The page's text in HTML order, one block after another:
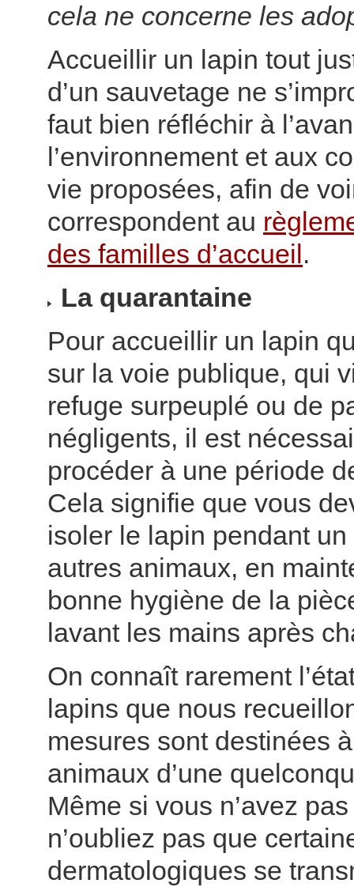
cela ne concerne les
Accueillir un lapin tout
d’un sauvetage ne
faut bien réfléchir à
l’environnement et aux
vie proposées, afin de
correspondent au
des familles d’accueil.
La quarantaine
Pour accueillir un lapin
sur la voie publique, qui
refuge surpeuplé ou de
négligents, il est
procéder à une période
Cela signifie que vous
isoler le lapin pendant
autres animaux, en
bonne hygiène de la
lavant les mains après
On connaît rarement
lapins que nous
mesures sont destinées
animaux d’une
Même si vous n’avez
n’oubliez pas que
dermatologiques se